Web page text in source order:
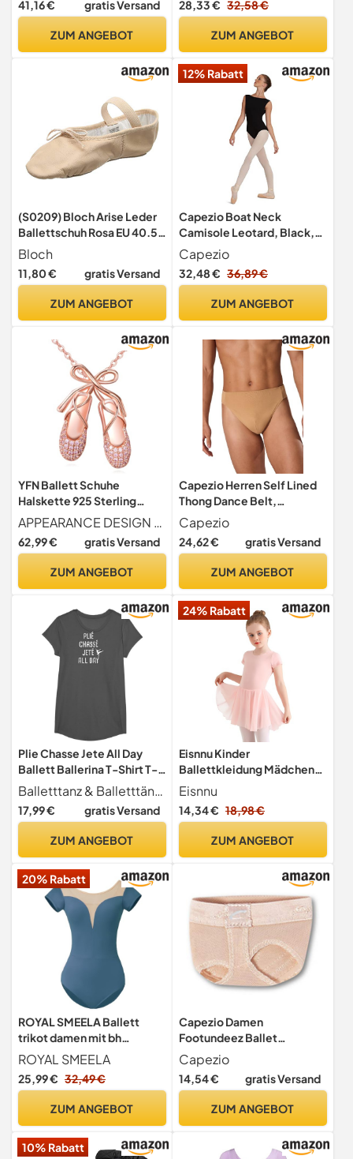
41,16 € gratis Versand
ZUM ANGEBOT
28,33 € 32,58 €
ZUM ANGEBOT
(S0209) Bloch Arise Leder
Ballettschuh Rosa EU 40.5
B UK Ad 7.5 B
Bloch
11,80 € gratis Versand
ZUM ANGEBOT
12% Rabatt
Capezio Boat Neck
Camisole Leotard, Black,
Small
Capezio
32,48 € 36,89 €
ZUM ANGEBOT
YFN Ballett Schuhe
Halskette 925 Sterling
Silber Ballermann Anhänger
Rosa Bogen Schmuck
Frauen Geschenk für Ballett
APPEARANCE DESIGN Diese Halskette hat die elegante Form eines Ballettschuhs, der mit rosa Zirkonia verziert ist, um ein einzigartiges Stück zu schaffen, das die schöne Symbolik von Liebe, Schönheit, Hoffnungen und Träumen vermittelt. Ein perfektes Accessoire für alle, die die Anmut und Kunstfertigkeit des Balletts zu schätzen wissen.
62,99 € gratis Versand
ZUM ANGEBOT
Capezio Herren Self Lined
Thong Dance Belt,
Natürlich, M EU
Capezio
24,62 € gratis Versand
ZUM ANGEBOT
Plie Chasse Jete All Day
Ballett Ballerina T-Shirt T-
Shirt
Balletttanz & Balletttänzerin Sprüche
17,99 € gratis Versand
ZUM ANGEBOT
24% Rabatt
Eisnnu Kinder
Ballettkleidung Mädchen
Baumwolle Kurzarm
Tanzkleid mädchen
Ballettrock Balletttrikot
Rock Tütü 2-11 Jahre
Eisnnu
14,34 € 18,98 €
ZUM ANGEBOT
20% Rabatt
ROYAL SMEELA Ballett
trikot damen mit bh
Ballerina body ballettbody
damen ballett tanz trikots
erwachsene ballett tanz
body tanzen trikot Frauen
ROYAL SMEELA
25,99 € 32,49 €
ZUM ANGEBOT
Capezio Damen
Footundeez Ballet
Zehenschutz, Beige Nude,
38/39.5 EU
Capezio
14,54 € gratis Versand
ZUM ANGEBOT
10% Rabatt